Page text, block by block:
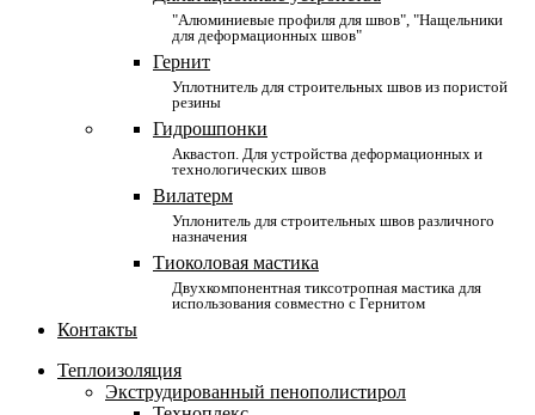
"Алюминиевые профиля для швов", "Нащельники
для деформационных швов"
Гернит
Уплотнитель для строительных швов из пористой
резины
Гидрошпонки
Аквастоп. Для устройства деформационных и
технологических швов
Вилатерм
Уплонитель для строительных швов различного
назначения
Тиоколовая мастика
Двухкомпонентная тиксотропная мастика для
использования совместно с Гернитом
Контакты
Теплоизоляция
Экструдированный пенополистирол